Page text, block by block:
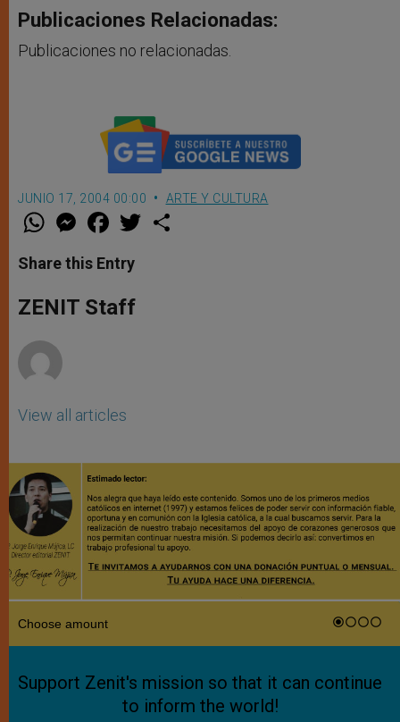
Publicaciones Relacionadas:
Publicaciones no relacionadas.
JUNIO 17, 2004 00:00 ARTE Y CULTURA
W
t
s
p
p
M
e
s
e
g
e
F
a
e
b
o
k
w
Share this Entry
ZENIT Staff
View all articles